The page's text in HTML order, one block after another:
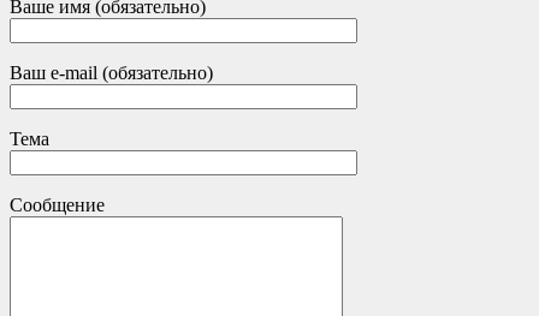
Ваше имя (обязательно)
Ваш e-mail (обязательно)
Тема
Сообщение